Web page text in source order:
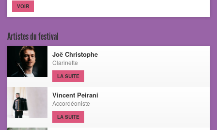
VOIR
Artistes du festival
Joë Christophe
Clarinette
LA SUITE
Vincent Peirani
Accordéoniste
LA SUITE